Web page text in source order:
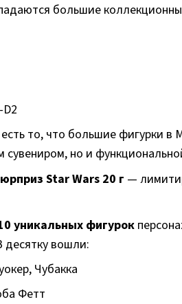
большие
то, что большие фигурки
сувениром, но и
Star Wars 20 г —
уникальных фигурок
вошли:
Чубакка
Фетт